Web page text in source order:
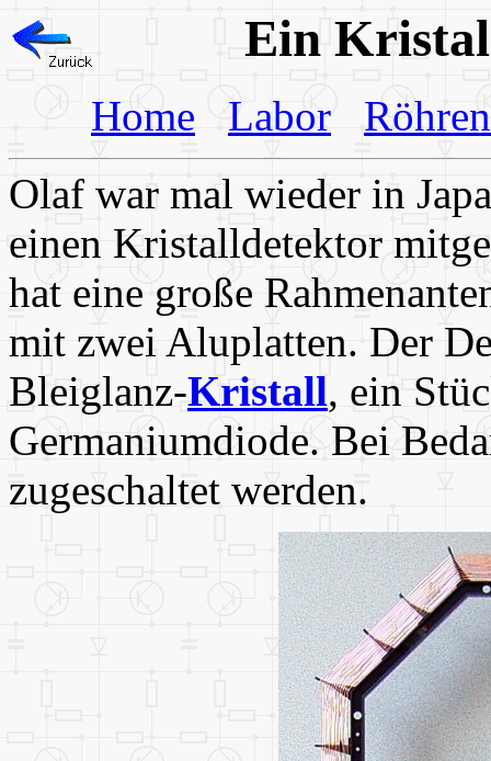
Ein
Home Labor
Röhren
Olaf war mal wieder in
einen Kristalldetektor
hat eine große
mit zwei Aluplatten. Der
Bleiglanz-Kristall, ein
Germaniumdiode. Bei
zugeschaltet werden.